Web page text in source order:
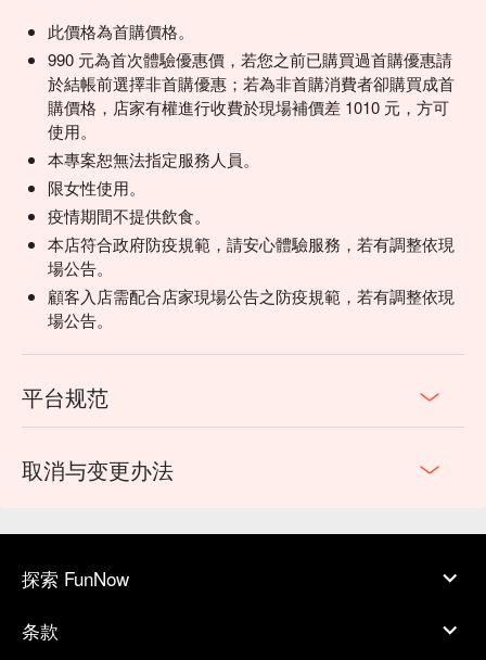
此價格為首購價格。
990 元為首次體驗優惠價，若您之前已購買過首購優惠請
於結帳前選擇非首購優惠；若為非首購消費者卻購買成首
購價格，店家有權進行收費於現場補價差 1010 元，方可
使用。
本專案恕無法指定服務人員。
限女性使用。
疫情期間不提供飲食。
本店符合政府防疫規範，請安心體驗服務，若有調整依現
場公告。
顧客入店需配合店家現場公告之防疫規範，若有調整依現
場公告。
平台规范
取消与变更办法
探索 FunNow
条款